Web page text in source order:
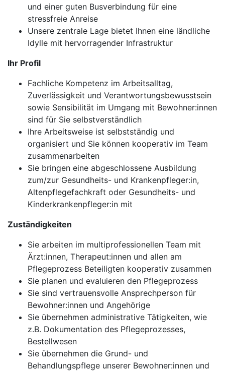
und einer guten Busverbindung für eine
stressfreie Anreise
Unsere zentrale Lage bietet Ihnen eine ländliche
Idylle mit hervorragender Infrastruktur
Ihr Profil
Fachliche Kompetenz im Arbeitsalltag,
Zuverlässigkeit und Verantwortungsbewusstsein
sowie Sensibilität im Umgang mit Bewohner:innen
sind für Sie selbstverständlich
Ihre Arbeitsweise ist selbstständig und
organisiert und Sie können kooperativ im Team
zusammenarbeiten
Sie bringen eine abgeschlossene Ausbildung
zum/zur Gesundheits- und Krankenpfleger:in,
Altenpflegefachkraft oder Gesundheits- und
Kinderkrankenpfleger:in mit
Zuständigkeiten
Sie arbeiten im multiprofessionellen Team mit
Ärzt:innen, Therapeut:innen und allen am
Pflegeprozess Beteiligten kooperativ zusammen
Sie planen und evaluieren den Pflegeprozess
Sie sind vertrauensvolle Ansprechperson für
Bewohner:innen und Angehörige
Sie übernehmen administrative Tätigkeiten, wie
z.B. Dokumentation des Pflegeprozesses,
Bestellwesen
Sie übernehmen die Grund- und
Behandlungspflege unserer Bewohner:innen und